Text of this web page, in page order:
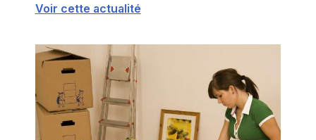
des avocats et magistrats, les décrets
tardant à venir
Voir cette actualité